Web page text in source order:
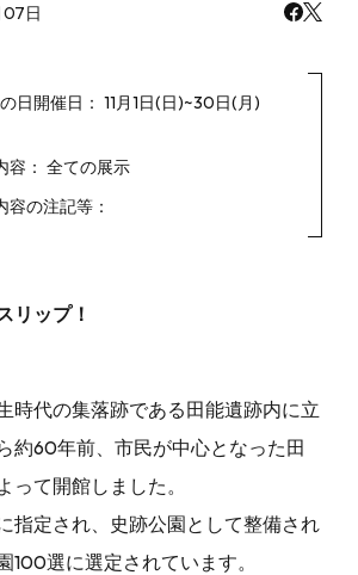
日
日開催日： 11月1日(日)~30日(月)
容： 全ての展示
の注記等：
リップ！
時代の集落跡である田能遺跡内に立
約60年前、市民が中心となった田
って開館しました。
指定され、史跡公園として整備され
100選に選定されています。